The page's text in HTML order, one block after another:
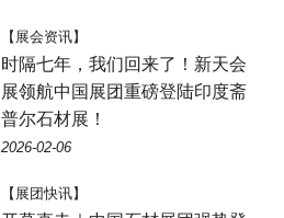
【展会资讯】
时隔七年，我们回来了！新天会
展领航中国展团重磅登陆印度斋
普尔石材展！
2026-02-06
【展团快讯】